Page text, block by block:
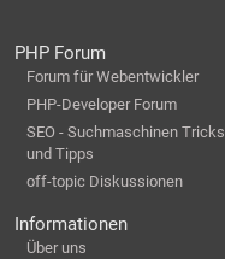
PHP Forum
Forum für Webentwickler
PHP-Developer Forum
SEO - Suchmaschinen Tricks
und Tipps
off-topic Diskussionen
Informationen
Über uns